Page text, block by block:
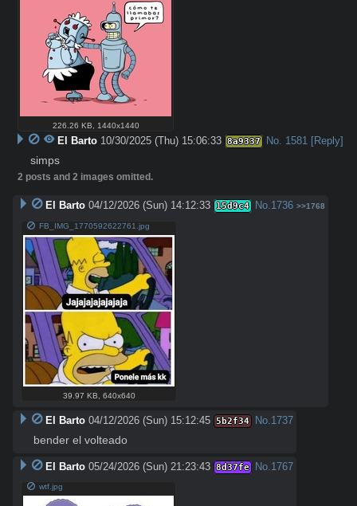
226.26 KB 1440x1440
El Barto 10/30/2025 (Thu) 15:06:33 8a9337 No. 1581 [Reply]
simps
2 posts and 2 images omitted.
El Barto 04/12/2026 (Sun) 14:12:33 15d9c4 No.1736 >>1768
FB_IMG_1770592622761.jpg
39.97 KB 640x640
El Barto 04/12/2026 (Sun) 15:12:45 5b2f34 No. 1737
bender el volteado
El Barto 05/24/2026 (Sun) 21:23:43 8d37fe No. 1767
wtf.jpg